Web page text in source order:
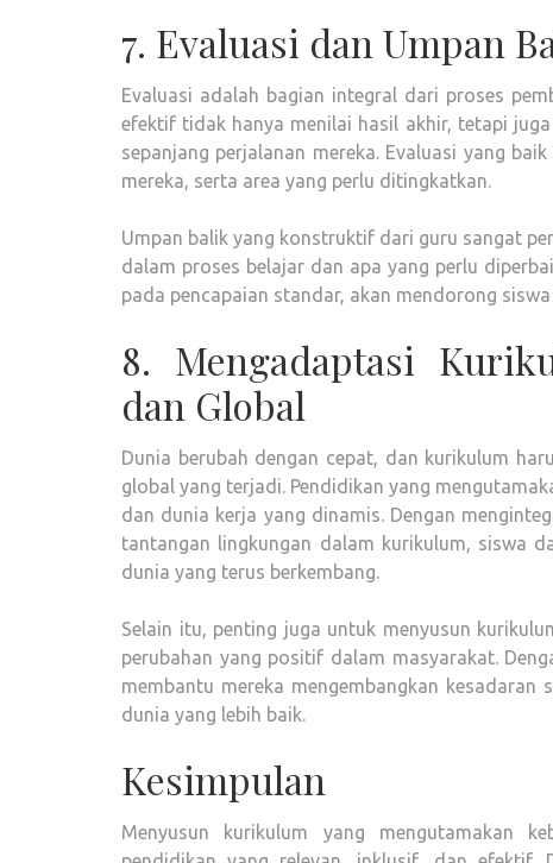
7. Evaluasi dan Umpan
Evaluasi adalah bagian integral dari proses
efektif tidak hanya menilai hasil akhir, tetapi
sepanjang perjalanan mereka. Evaluasi yang
mereka, serta area yang perlu ditingkatkan.
Umpan balik yang konstruktif dari guru sangat
dalam proses belajar dan apa yang perlu
pada pencapaian standar, akan mendorong
8. Mengadaptasi
dan Global
Dunia berubah dengan cepat, dan kurikulum
global yang terjadi. Pendidikan yang
dan dunia kerja yang dinamis. Dengan
tantangan lingkungan dalam kurikulum, siswa
dunia yang terus berkembang.
Selain itu, penting juga untuk menyusun
perubahan yang positif dalam masyarakat.
membantu mereka mengembangkan
dunia yang lebih baik.
Kesimpulan
Menyusun kurikulum yang mengutamakan